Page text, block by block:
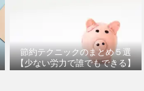
節約テクニックのまとめ５選
【少ない労力で誰でもできる】